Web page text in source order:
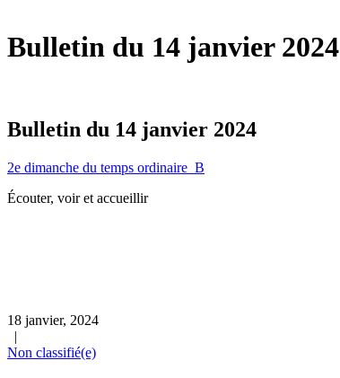
Bulletin du 14 janvier 2024
Bulletin du 14 janvier 2024
2e dimanche du temps ordinaire B
Écouter, voir et accueillir
18 janvier, 2024
|
Non classifié(e)